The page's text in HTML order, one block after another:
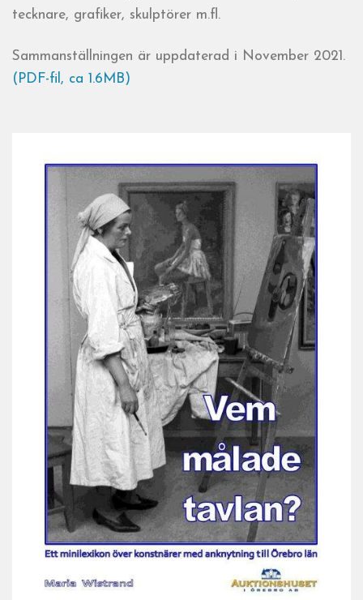
tecknare, grafiker, skulptörer m.fl.
Sammanställningen är uppdaterad i November 2021.
(PDF-fil, ca 1.6MB)